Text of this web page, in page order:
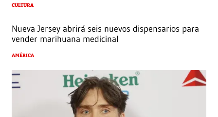
CULTURA
Nueva Jersey abrirá seis nuevos dispensarios para
vender marihuana medicinal
AMÉRICA